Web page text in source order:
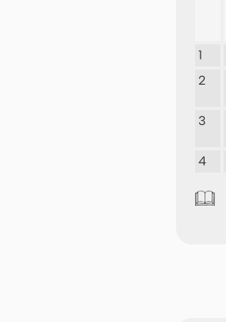
1
2
3
4
🕮